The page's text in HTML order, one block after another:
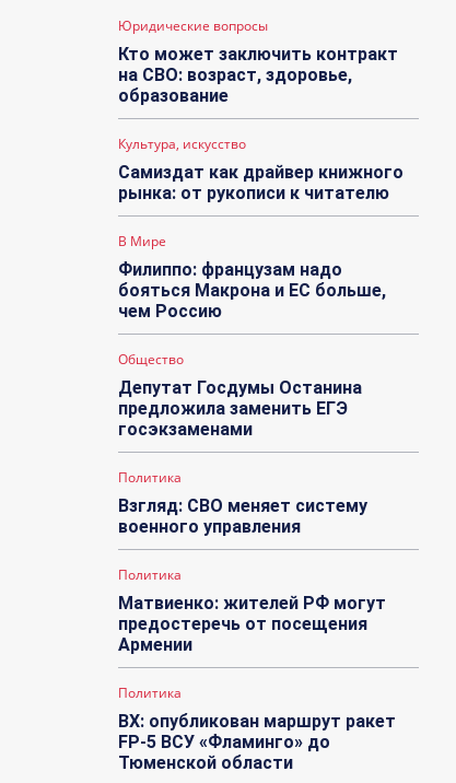
Юридические вопросы
Кто может заключить контракт
на СВО: возраст, здоровье,
образование
Культура, искусство
Самиздат как драйвер книжного
рынка: от рукописи к читателю
В Мире
Филиппо: французам надо
бояться Макрона и ЕС больше,
чем Россию
Общество
Депутат Госдумы Останина
предложила заменить ЕГЭ
госэкзаменами
Политика
Взгляд: СВО меняет систему
военного управления
Политика
Матвиенко: жителей РФ могут
предостеречь от посещения
Армении
Политика
ВХ: опубликован маршрут ракет
FP-5 ВСУ «Фламинго» до
Тюменской области